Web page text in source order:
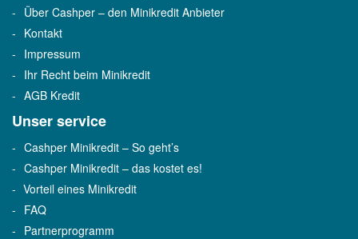
Über Cashper – den Minikredit Anbieter
Kontakt
Impressum
Ihr Recht beim Minikredit
AGB Kredit
Unser service
Cashper Minikredit – So geht’s
Cashper Minikredit – das kostet es!
Vorteil eines Minikredit
FAQ
Partnerprogramm